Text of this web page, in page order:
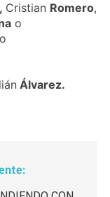
Cristian Romero,
o
o
Álvarez.